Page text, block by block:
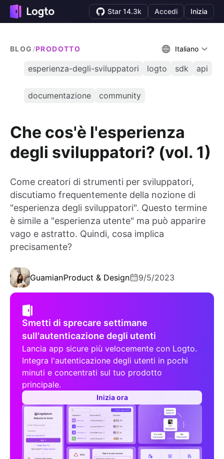
Star 14.3k Accedi Inizia
BLOG /PRODOTTO Italiano
esperienza-degli-sviluppatori logto sdk api
documentazione community
Che cos'è l'esperienza
degli sviluppatori? (vol. 1)
Come creatori di strumenti per sviluppatori,
discutiamo frequentemente della nozione di
"esperienza degli sviluppatori". Questo termine
è simile a "esperienza utente" ma può apparire
vago e astratto. Quindi, cosa implica
precisamente?
GuamianProduct & Design 9/5/2023
Smetti di sprecare settimane
sull'autenticazione degli utenti
Lancia app sicure più velocemente con Logto.
Integra l'autenticazione degli utenti in pochi
minuti e concentrati sul tuo prodotto
principale.
Inizia ora